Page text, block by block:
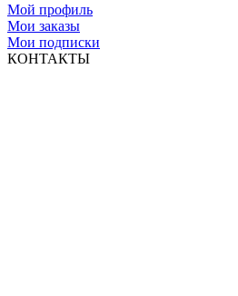
Мой профиль
Мои заказы
Мои подписки
КОНТАКТЫ